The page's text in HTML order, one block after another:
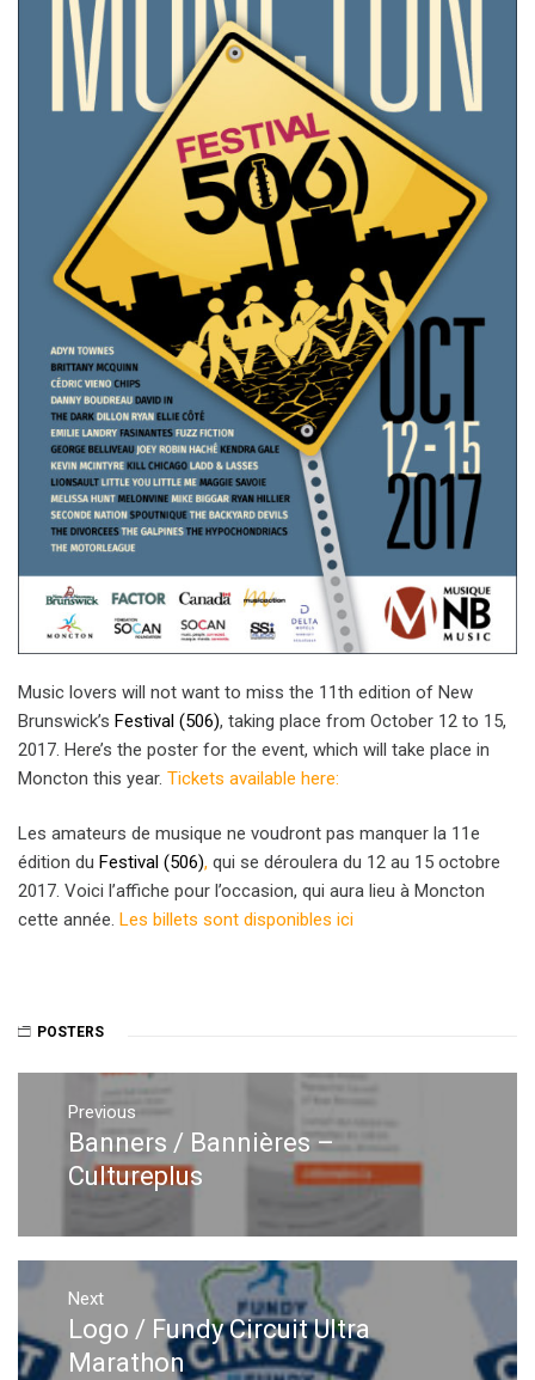
Music lovers will not want to miss the 11th edition of New
Brunswick’s Festival (506), taking place from October 12 to 15,
2017. Here’s the poster for the event, which will take place in
Moncton this year. Tickets available here:
Les amateurs de musique ne voudront pas manquer la 11e
édition du Festival (506), qui se déroulera du 12 au 15 octobre
2017. Voici l’affiche pour l’occasion, qui aura lieu à Moncton
cette année. Les billets sont disponibles ici
POSTERS
Post
navigation
Previous
Previous
post:
Banners / Bannières –
Cultureplus
Next
Next
post:
Logo / Fundy Circuit Ultra
Marathon